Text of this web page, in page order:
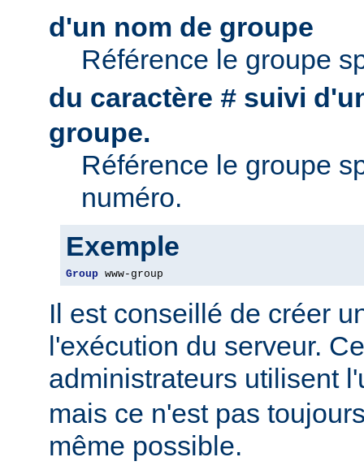
d'un nom de groupe
Référence le groupe
du caractère # suivi
groupe.
Référence le groupe
numéro.
Exemple
Group www-group
Il est conseillé de créer
l'exécution du serveur.
administrateurs utilisent
mais ce n'est pas
même possible.